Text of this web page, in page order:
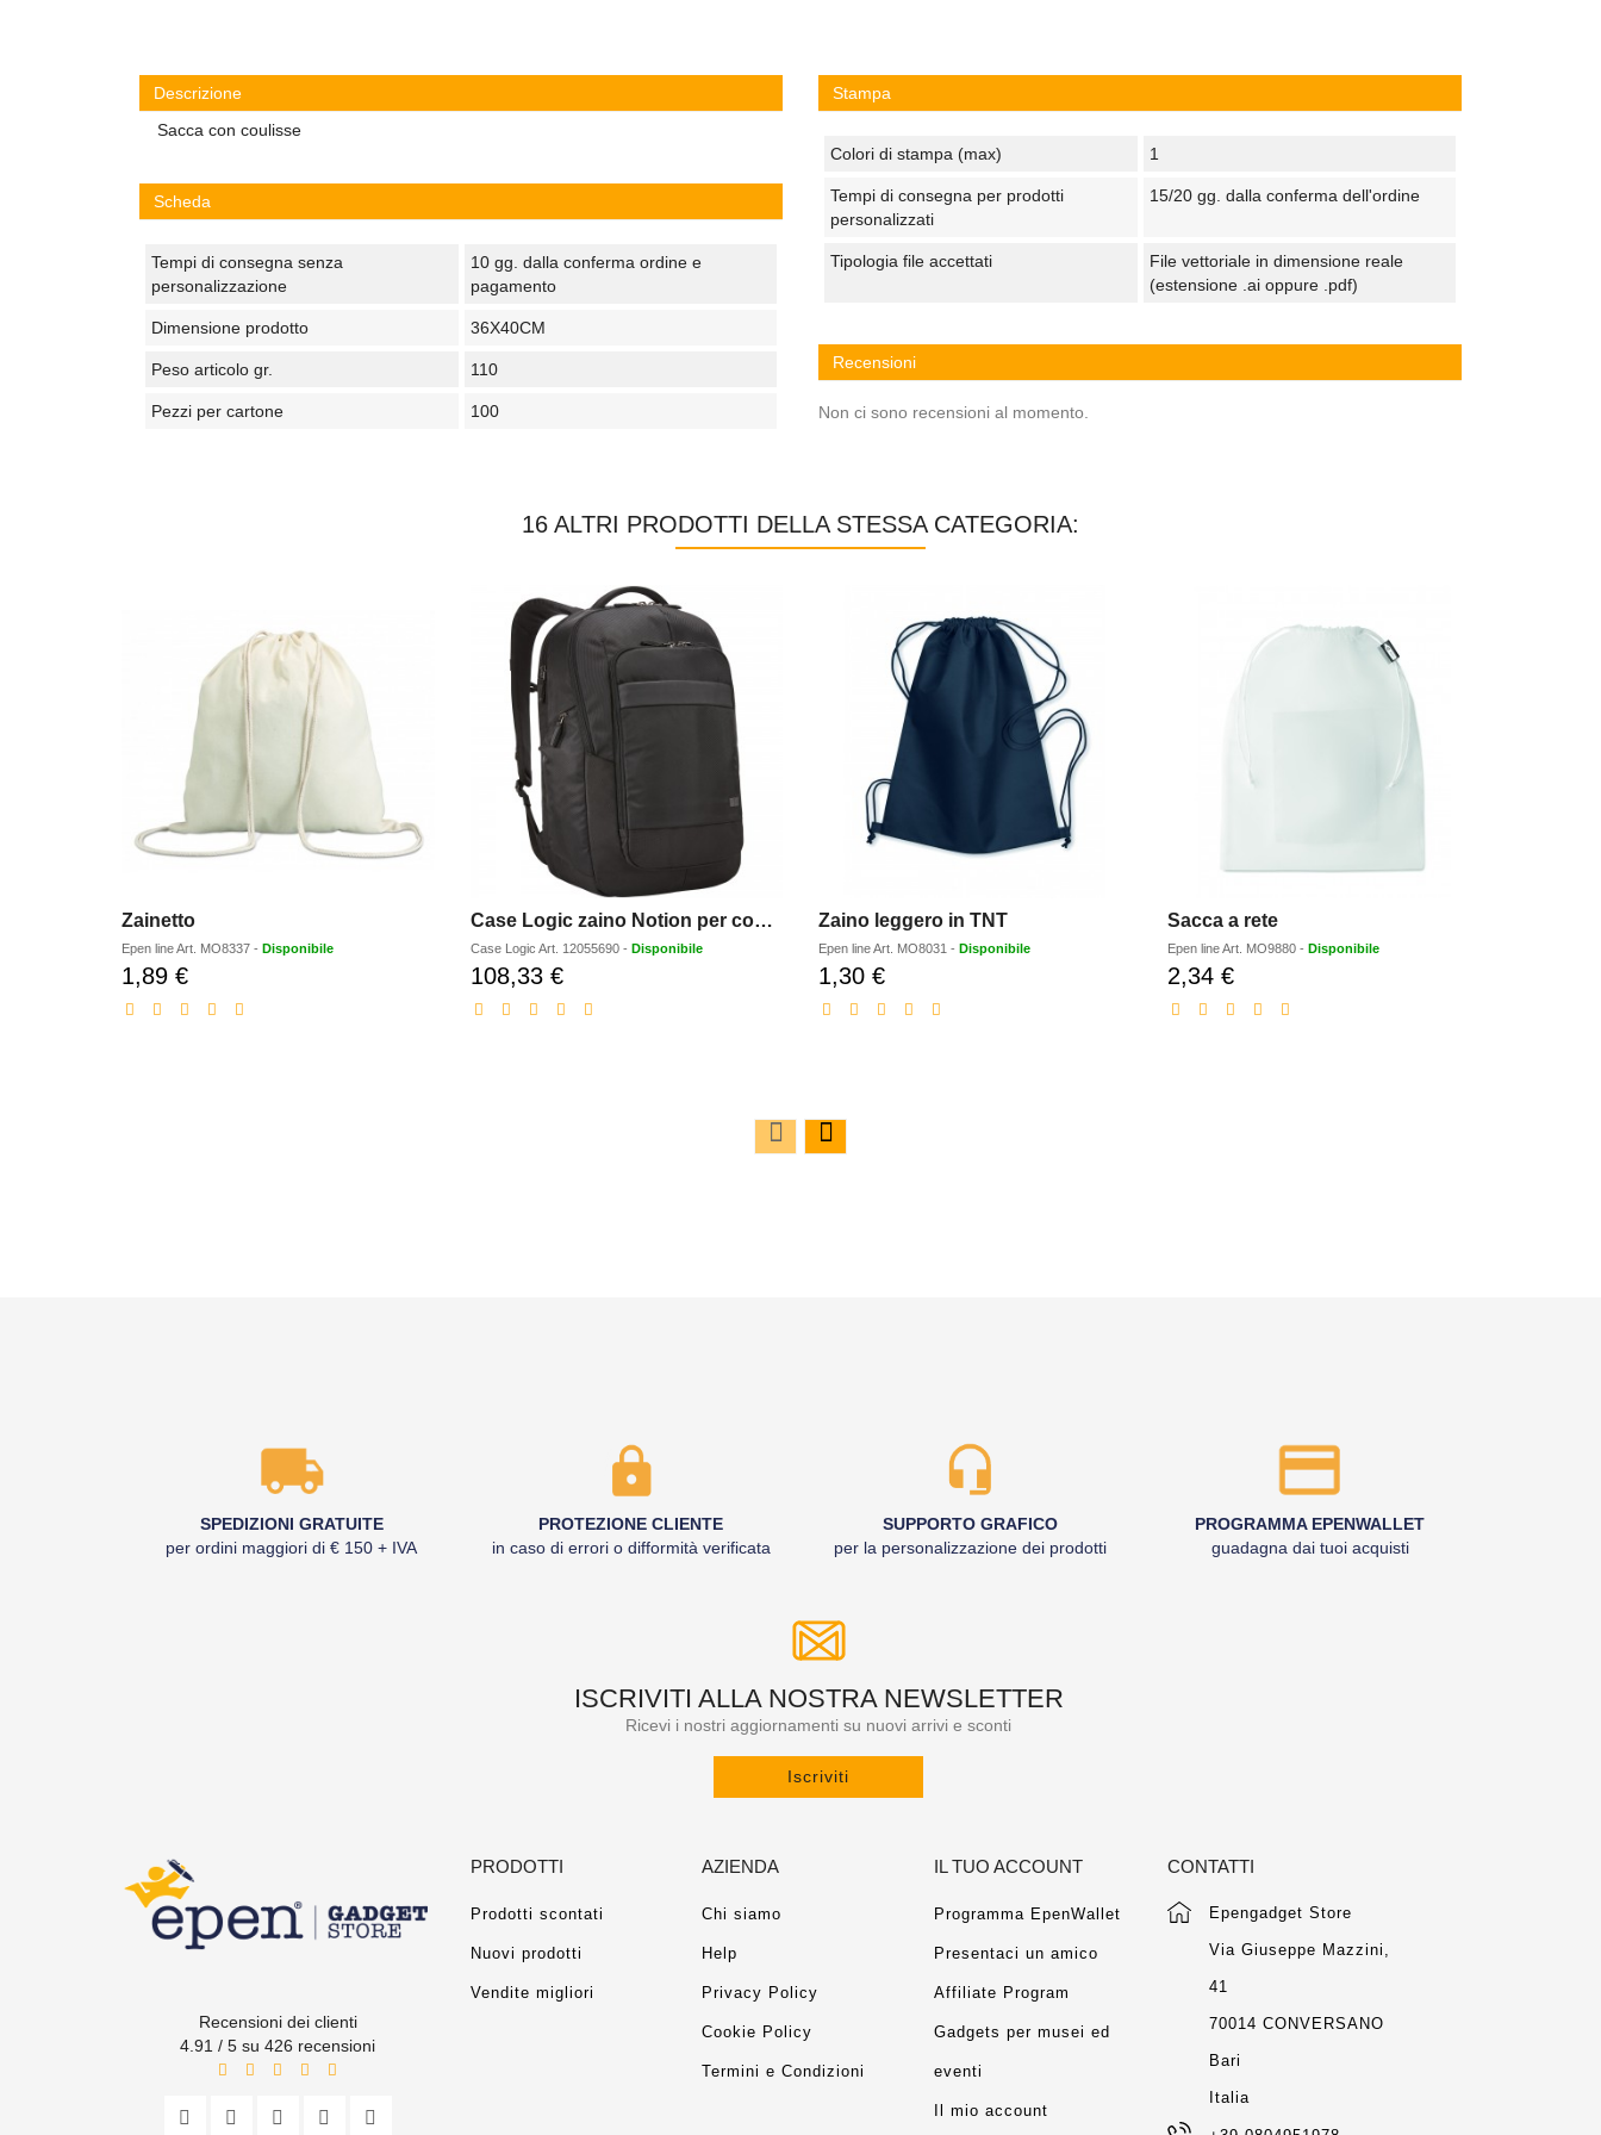
Descrizione
Sacca con coulisse
Scheda
Tempi di consegna senza
personalizzazione
10 gg. dalla conferma ordine e
pagamento
Dimensione prodotto 36X40CM
Peso articolo gr. 110
Pezzi per cartone 100
Stampa
Colori di stampa (max) 1
Tempi di consegna per prodotti
personalizzati
15/20 gg. dalla conferma dell'ordine
Tipologia file accettati
File vettoriale in dimensione reale
(estensione .ai oppure .pdf)
Recensioni
Non ci sono recensioni al momento.
16 ALTRI PRODOTTI DELLA STESSA CATEGORIA:
Zainetto
Epen lineArt. MO8337 - Disponibile
1,89 €Prezzo
Case Logic zaino Notion per computer portatile da 173 - 29L
Case Logic Art. 12055690- Disponibile
108,33 €Prezzo
Zaino leggero in TNT
Epen lineArt. MO8031 - Disponibile
1,30 €Prezzo
Sacca a rete
Epen lineArt. MO9880- Disponibile
2,34 €Prezzo
SPEDIZIONI GRATUITE
per ordini maggiori di € 150 + IVA
PROTEZIONE CLIENTE
in caso di errori o difformità verificata
SUPPORTO GRAFICO
per la personalizzazione dei prodotti
PROGRAMMA EPENWALLET
guadagna dai tuoi acquisti
ISCRIVITI ALLA NOSTRA NEWSLETTER
Ricevi i nostri aggiornamenti su nuovi arrivi e sconti
Iscriviti
Recensioni dei clienti
4.91 / 5 su 426 recensioni
PRODOTTI
Prodotti scontati
Nuovi prodotti
Vendite migliori
AZIENDA
Chi siamo
Help
Privacy Policy
Cookie Policy
Termini e Condizioni
IL TUO ACCOUNT
Programma EpenWallet
Presentaci un amico
Affiliate Program
Gadgets per musei ed
eventi
Il mio account
CONTATTI
Epengadget Store
Via Giuseppe Mazzini,
41
70014 CONVERSANO
Bari
Italia